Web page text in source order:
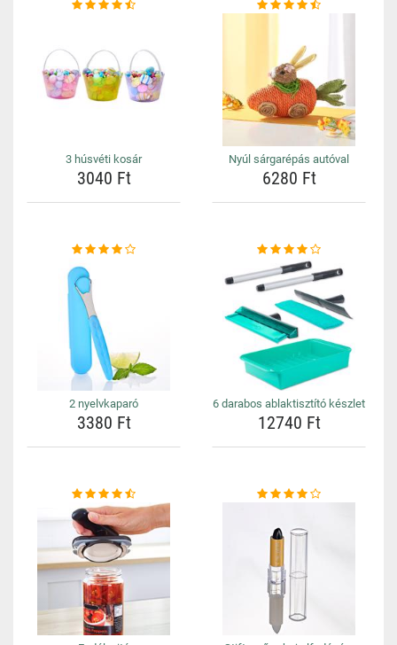
3 húsvéti kosár
3040 Ft
Nyúl sárgarépás autóval
6280 Ft
2 nyelvkaparó
3380 Ft
6 darabos ablaktisztító készlet
12740 Ft